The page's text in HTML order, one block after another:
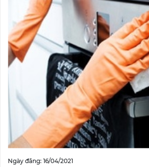
Ngày đăng: 16/04/2021